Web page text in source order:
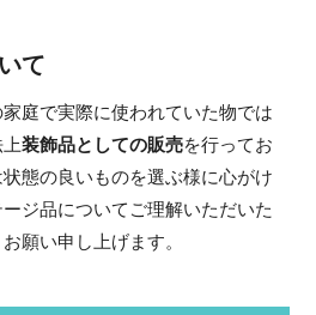
て
庭で実際に使われていた物では
上装飾品としての販売を行ってお
態の良いものを選ぶ様に心がけ
ジ品についてご理解いただいた
願い申し上げます。